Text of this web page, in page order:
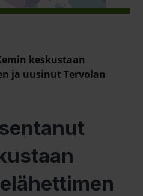
keskustaan
ja uusinut Tervolan